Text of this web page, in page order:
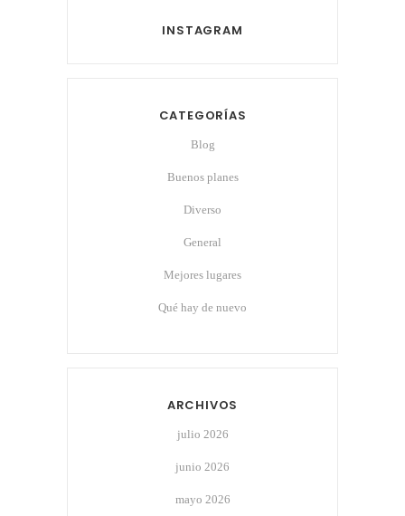
INSTAGRAM
CATEGORÍAS
Blog
Buenos planes
Diverso
General
Mejores lugares
Qué hay de nuevo
ARCHIVOS
julio 2026
junio 2026
mayo 2026